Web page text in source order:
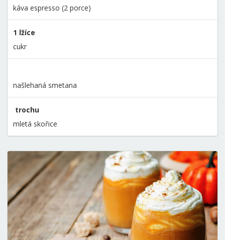
káva espresso (2 porce)
1 lžíce
cukr
našlehaná smetana
trochu
mletá skořice